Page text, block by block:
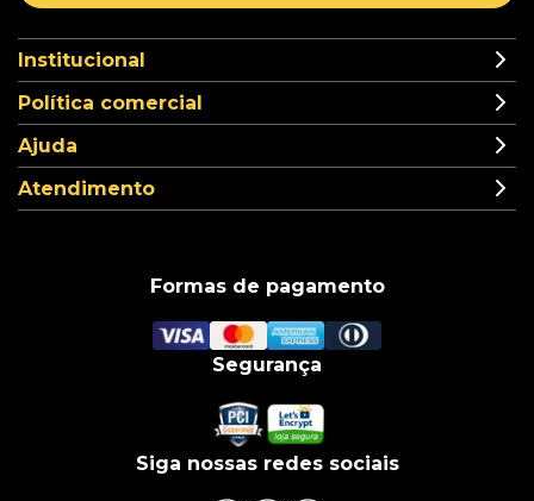
Institucional
Política comercial
Ajuda
Atendimento
Formas de pagamento
Segurança
Siga nossas redes sociais